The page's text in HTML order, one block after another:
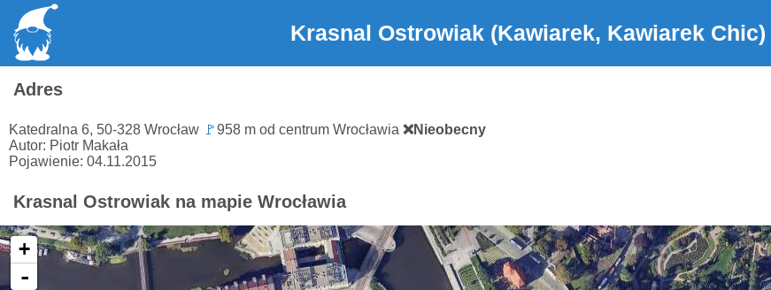
Krasnal Ostrowiak (Kawiarek, Kawiarek Chic)
Adres
Katedralna 6, 50-328 Wrocław 🚩958 m od centrum Wrocławia ❌Nieobecny
Autor: Piotr Makała
Pojawienie: 04.11.2015
Krasnal Ostrowiak na mapie Wrocławia
+
-